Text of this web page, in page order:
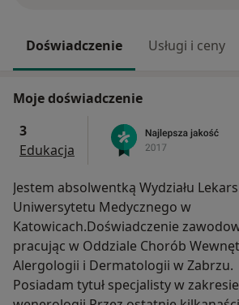
Doświadczenie Usługi i ceny
Moje doświadczenie
3
Edukacja
Jestem absolwentką Wydziału
Uniwersytetu Medycznego w
Katowicach.Doświadczenie
pracując w Oddziale Chorób
Alergologii i Dermatologii w Zabrzu.
Posiadam tytuł specjalisty w